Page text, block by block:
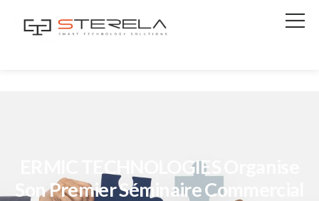
ERMIC TECHNOLOGIES Organise
Son Premier Séminaire Commercial